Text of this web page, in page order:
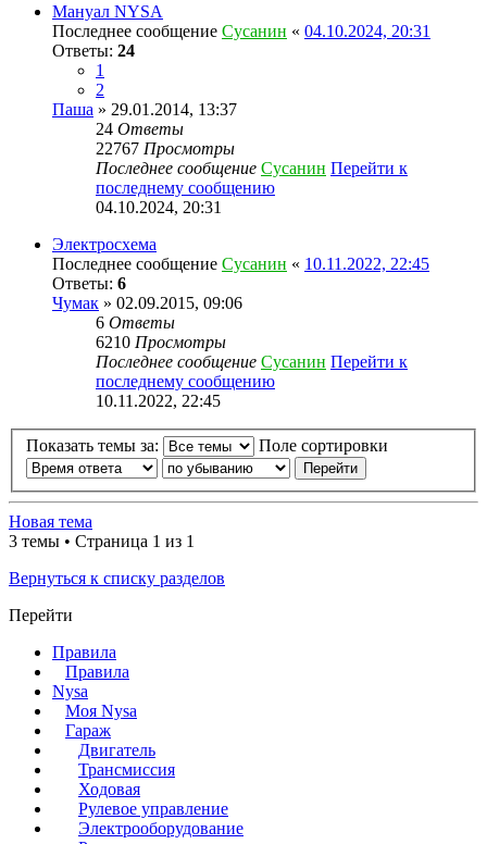
Мануал NYSA
Последнее сообщение Сусанин « 04.10.2024, 20:31
Ответы: 24
1
2
Паша » 29.01.2014, 13:37
24 Ответы
22767 Просмотры
Последнее сообщение Сусанин Перейти к
последнему сообщению
04.10.2024, 20:31
Электросхема
Последнее сообщение Сусанин « 10.11.2022, 22:45
Ответы: 6
Чумак » 02.09.2015, 09:06
6 Ответы
6210 Просмотры
Последнее сообщение Сусанин Перейти к
последнему сообщению
10.11.2022, 22:45
Показать темы за: Поле сортировки
Новая тема
3 темы • Страница 1 из 1
Вернуться к списку разделов
Перейти
Правила
Правила
Nysa
Моя Nysa
Гараж
Двигатель
Трансмиссия
Ходовая
Рулевое управление
Электрооборудование